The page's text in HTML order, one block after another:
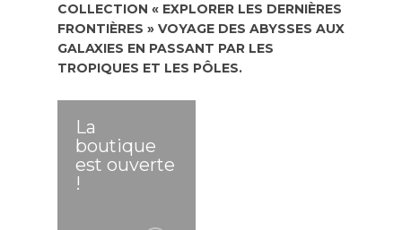
COLLECTION « EXPLORER LES DERNIÈRES
FRONTIÈRES » VOYAGE DES ABYSSES AUX
GALAXIES EN PASSANT PAR LES
TROPIQUES ET LES PÔLES.
La
boutique
est ouverte
!